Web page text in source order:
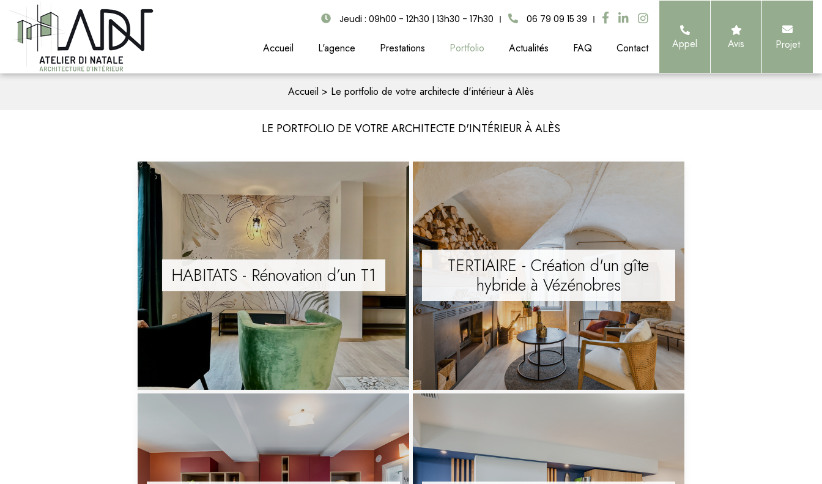
Jeudi : 09h00 - 12h30 | 13h30 - 17h30 06 79 09 15 39
Accueil L'agence Prestations Portfolio Actualités FAQ Contact Appel Avis Projet
Accueil Le portfolio de votre architecte d'intérieur à Alès
LE PORTFOLIO DE VOTRE ARCHITECTE D'INTÉRIEUR À ALÈS
HABITATS - Rénovation d’un T1
TERTIAIRE - Création d'un gîte
hybride à Vézénobres